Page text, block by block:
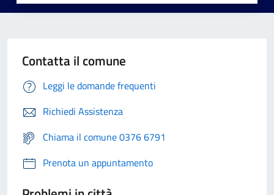
Contatta il comune
Leggi le domande frequenti
Richiedi Assistenza
Chiama il comune 0376 6791
Prenota un appuntamento